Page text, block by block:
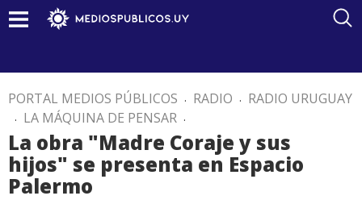
PORTAL MEDIOS PÚBLICOS . RADIO . RADIO URUGUAY
. LA MÁQUINA DE PENSAR .
La obra "Madre Coraje y sus
hijos" se presenta en Espacio
Palermo